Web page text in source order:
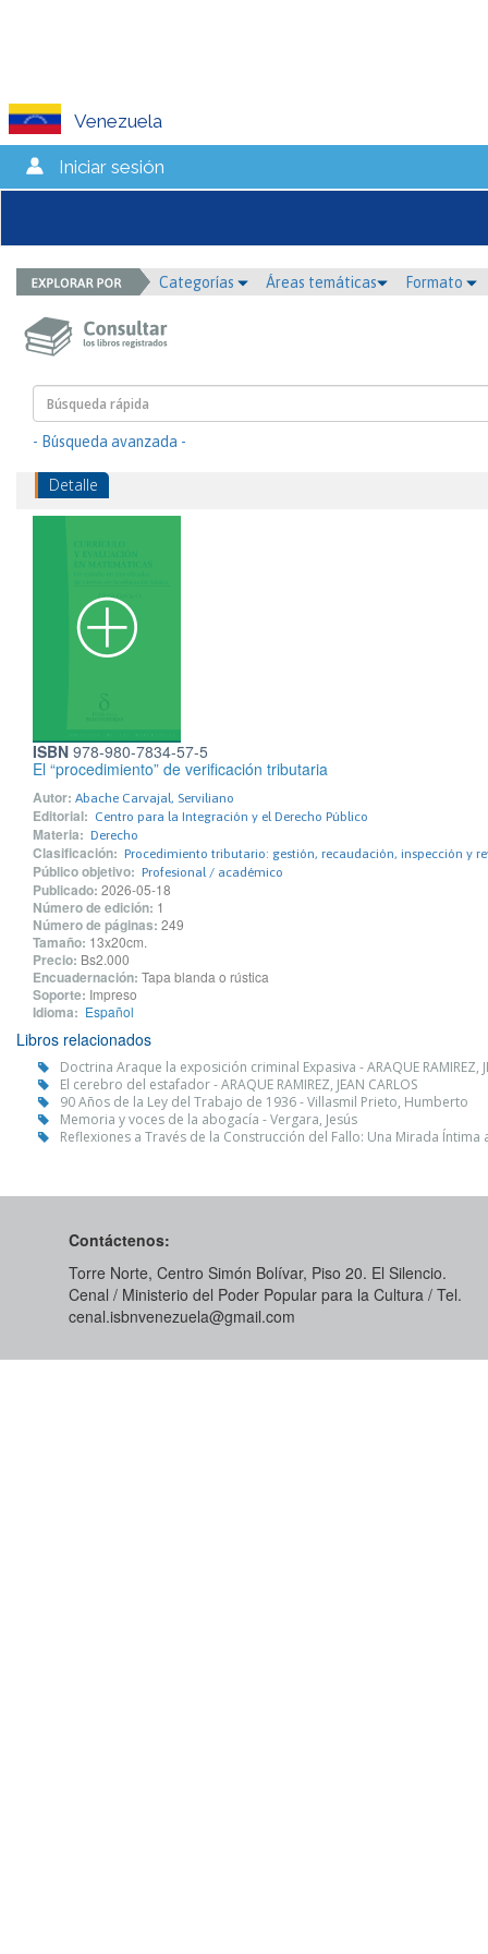
Venezuela
Iniciar sesión
Categorías Áreas temáticas Formato
- Búsqueda avanzada -
Detalle
ISBN 978-980-7834-57-5
El “procedimiento” de verificación tributaria
Autor: Abache Carvajal, Serviliano
Editorial: Centro para la Integración y el Derecho Público
Materia: Derecho
Clasificación: Procedimiento tributario: gestión, recaudación, inspección y
Público objetivo: Profesional / académico
Publicado: 2026-05-18
Número de edición: 1
Número de páginas: 249
Tamaño: 13x20cm.
Precio: Bs2.000
Encuadernación: Tapa blanda o rústica
Soporte: Impreso
Idioma: Español
Libros relacionados
Doctrina Araque la exposición criminal Expasiva - ARAQUE RAMIREZ,
El cerebro del estafador - ARAQUE RAMIREZ, JEAN CARLOS
90 Años de la Ley del Trabajo de 1936 - Villasmil Prieto, Humberto
Memoria y voces de la abogacía - Vergara, Jesús
Reflexiones a Través de la Construcción del Fallo: Una Mirada
Contáctenos:
Torre Norte, Centro Simón Bolívar, Piso 20. El Silencio.
Cenal / Ministerio del Poder Popular para la Cultura / Tel.
cenal.isbnvenezuela@gmail.com